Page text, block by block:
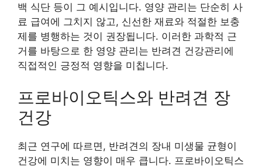
백 식단 등이 그 예시입니다. 영양 관리는 단순히 사
료 급여에 그치지 않고, 신선한 재료와 적절한 보충
제를 병행하는 것이 권장됩니다. 이러한 과학적 근
거를 바탕으로 한 영양 관리는 반려견 건강관리에
직접적인 긍정적 영향을 미칩니다.
프로바이오틱스와 반려견 장
건강
최근 연구에 따르면, 반려견의 장내 미생물 균형이
건강에 미치는 영향이 매우 큽니다. 프로바이오틱스